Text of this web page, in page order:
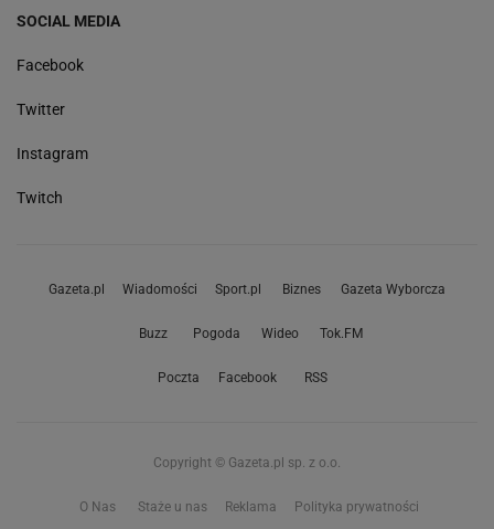
SOCIAL MEDIA
Facebook
Twitter
Instagram
Twitch
Gazeta.pl Wiadomości Sport.pl Biznes Gazeta Wyborcza
Buzz Pogoda Wideo Tok.FM
Poczta Facebook RSS
Copyright © Gazeta.pl sp. z o.o.
O Nas Staże u nas Reklama Polityka prywatności